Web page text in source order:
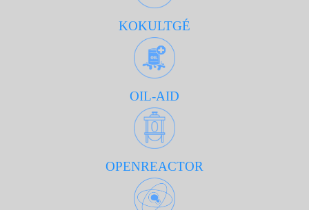
KOKULTGÉ
OIL-AID
OPENREACTOR